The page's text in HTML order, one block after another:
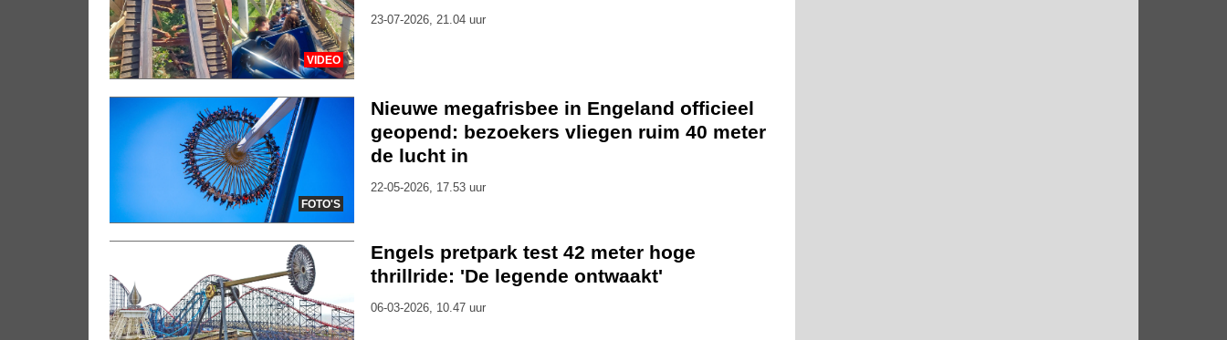
VIDEO
23-07-2026, 21.04 uur
FOTO'S
Nieuwe megafrisbee in Engeland officieel
geopend: bezoekers vliegen ruim 40 meter
de lucht in
22-05-2026, 17.53 uur
Engels pretpark test 42 meter hoge
thrillride: 'De legende ontwaakt'
06-03-2026, 10.47 uur